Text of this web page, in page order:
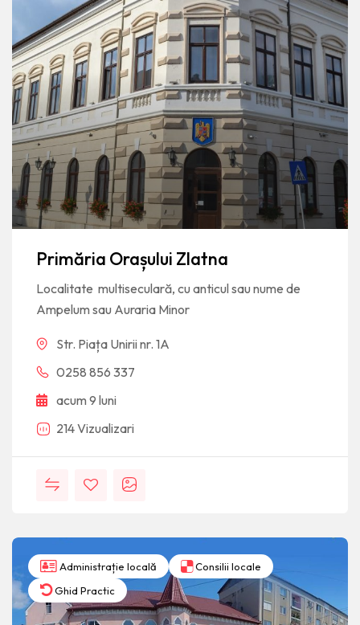
Primăria Orașului Zlatna
Localitate multiseculară, cu anticul sau nume de
Ampelum sau Auraria Minor
Str. Piața Unirii nr. 1A
0258 856 337
acum 9 luni
214 Vizualizari
Administrație locală
Consilii locale
Ghid Practic